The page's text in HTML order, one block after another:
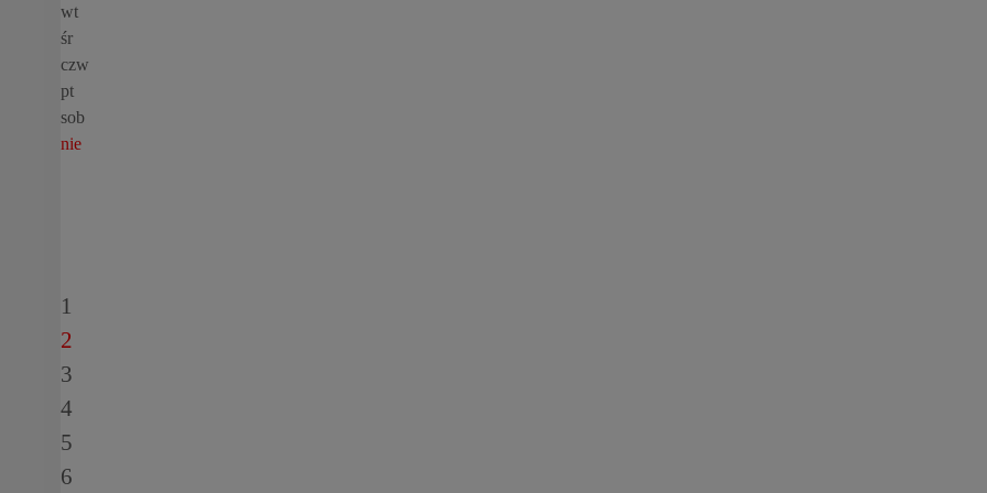
wt
śr
czw
pt
sob
nie
1
2
3
4
5
6